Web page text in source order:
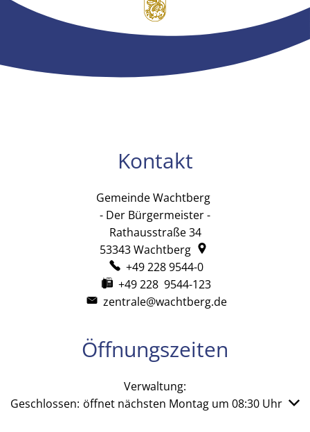
Kontakt
Gemeinde Wachtberg
- Der Bürgermeister -
Rathausstraße 34
53343Wachtberg
+49 228 9544-0
+49 228 9544-123
zentrale@wachtberg.de
Öffnungszeiten
Verwaltung:
Klicken, um weitere Öffnungs- oder Schließzeiten
Geschlossen: öffnet nächsten Montag um 08:30 Uhr